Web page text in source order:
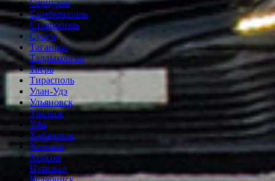
Серпухов
Симферополь
Ставрополь
Сухум
Таганрог
Tалдыкорган
Тверь
Тирасполь
Улан-Удэ
Ульяновск
Уральск
Уфа
Хабаровск
Харьков
Херсон
Цхинвал